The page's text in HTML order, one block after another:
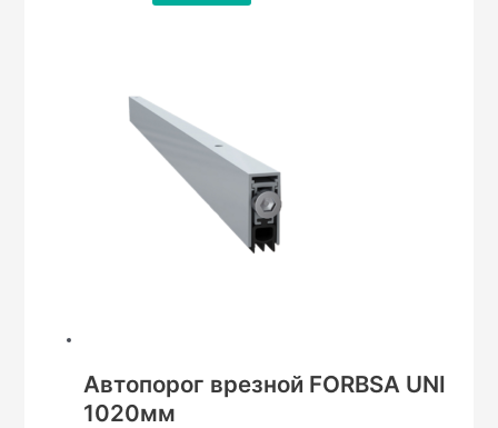
Автопорог врезной FORBSA UNI
1020мм